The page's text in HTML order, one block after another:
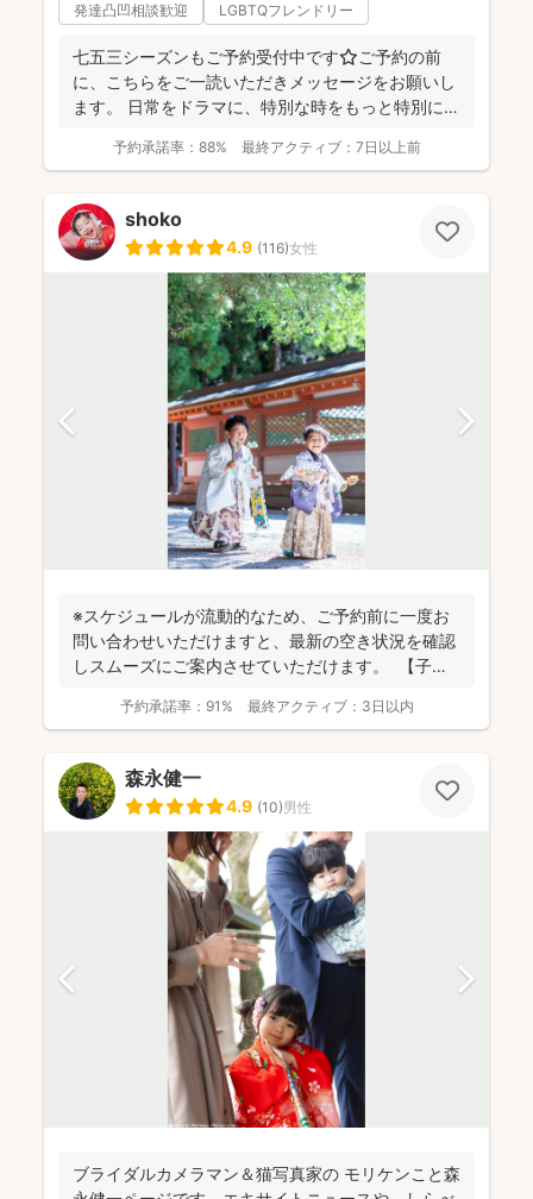
発達凸凹相談歓迎 LGBTQフレンドリー
七五三シーズンもご予約受付中です⭐️ご予約の前
に、こちらをご一読いただきメッセージをお願いし
ます。 日常をドラマに、特別な時をもっと特別に
予約承諾率： 88% 最終アクティブ： 7日以上前
shoko
4.9 (116)女性
※スケジュールが流動的なため、ご予約前に一度お
問い合わせいただけますと、最新の空き状況を確認
しスムーズにご案内させていただけます。 【子ど
予約承諾率： 91% 最終アクティブ： 3日以内
森永健一
4.9 (10)男性
ブライダルカメラマン＆猫写真家の​ モリケンこと森